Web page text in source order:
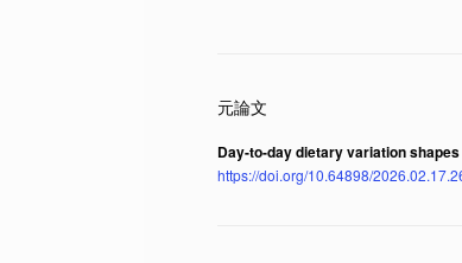
Day-to-day dietary variation
https://doi.org/10.64898/